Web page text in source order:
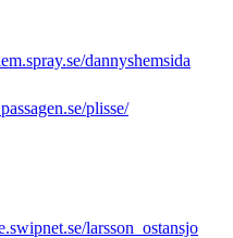
dannyshemsida
plisse/
larsson_ostansjo